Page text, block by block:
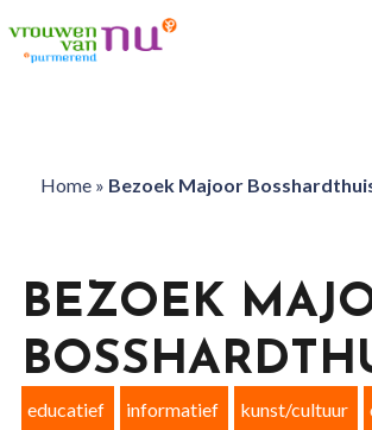
Home» Bezoek Majoor
BEZOEK
educatief informatief kunst/cultuur